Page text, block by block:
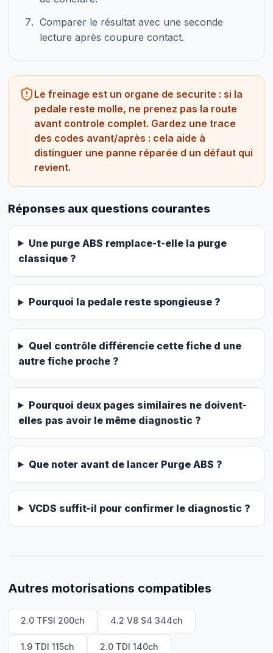
Comparer le résultat avec une seconde
lecture après coupure contact.
Le freinage est un organe de securite : si la
pedale reste molle, ne prenez pas la route
avant controle complet. Gardez une trace
des codes avant/après : cela aide à
distinguer une panne réparée d un défaut qui
revient.
Réponses aux questions courantes
Une purge ABS remplace-t-elle la purge
classique ?
Pourquoi la pedale reste spongieuse ?
Quel contrôle différencie cette fiche d une
autre fiche proche ?
Pourquoi deux pages similaires ne doivent-
elles pas avoir le même diagnostic ?
Que noter avant de lancer Purge ABS ?
VCDS suffit-il pour confirmer le diagnostic ?
Autres motorisations compatibles
2.0 TFSI 200ch 4.2 V8 S4 344ch
1.9 TDI 115ch 2.0 TDI 140ch